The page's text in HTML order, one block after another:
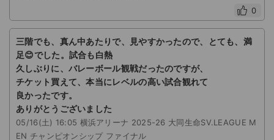
0
三階でも、真ん中あたりで、見やすかったので、とても、満
足😊でした。試合も白熱
久しぶりに、バレーボール観戦だったのですが、
チケット買えて、本当にレベルの高い試合観れて
良かったです。
ありがとうございました
05/16(土) 16:05 横浜アリーナ 2025-26 大同生命SV.LEAGUE M
EN チャンピオンシップ ファイナル